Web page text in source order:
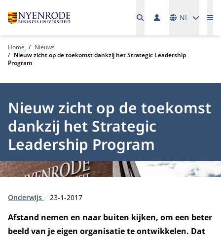
NL
Home
Nieuws
Nieuw zicht op de toekomst dankzij het Strategic Leadership
Program
Nieuw zicht op de toekomst
dankzij het Strategic
Leadership Program
Type:
Onderwijs Publicatiedatum:
23-1-2017
Afstand nemen en naar buiten kijken, om een beter
beeld van je eigen organisatie te ontwikkelen. Dat